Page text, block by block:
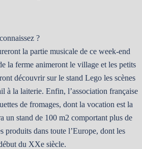
?
la partie musicale de ce week-end
la ferme animeront le village et les petits
découvrir sur le stand Lego les scènes
à la laiterie. Enfin, l’association française
de fromages, dont la vocation est la
un stand de 100 m2 comportant plus de
produits dans toute l’Europe, dont les
du XXe siècle.